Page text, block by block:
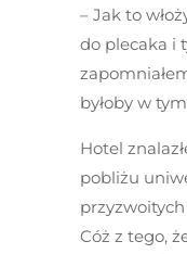
– Jak to
do plecaka i
byłoby w
Hotel
pobliżu
przyzwoitych
Cóż z tego,